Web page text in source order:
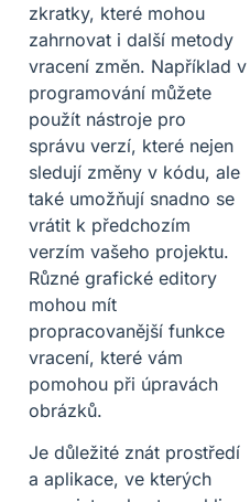
zkratky, které mohou
zahrnovat i další metody
vracení změn. Například v
programování můžete
použít nástroje pro
správu verzí, které nejen
sledují změny v kódu, ale
také umožňují snadno se
vrátit k předchozím
verzím vašeho projektu.
Různé grafické editory
mohou mít
propracovanější funkce
vracení, které vám
pomohou při úpravách
obrázků.
Je důležité znát prostředí
a aplikace, ve kterých